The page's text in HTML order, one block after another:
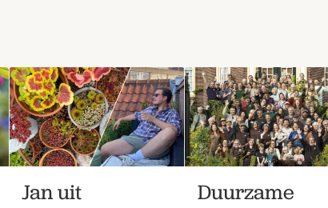
Jan uit
Duurzame